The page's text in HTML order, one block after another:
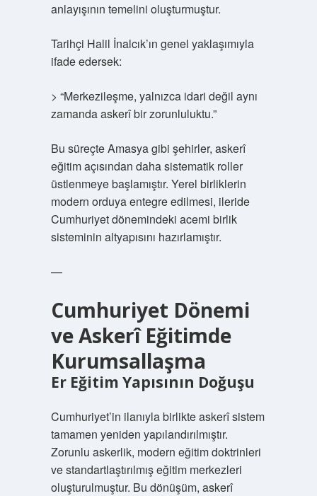
anlayışının temelini oluşturmuştur.
Tarihçi Halil İnalcık’ın genel yaklaşımıyla
ifade edersek:
> “Merkezileşme, yalnızca idari değil aynı
zamanda askerî bir zorunluluktu.”
Bu süreçte Amasya gibi şehirler, askerî
eğitim açısından daha sistematik roller
üstlenmeye başlamıştır. Yerel birliklerin
modern orduya entegre edilmesi, ileride
Cumhuriyet dönemindeki acemi birlik
sisteminin altyapısını hazırlamıştır.
—
Cumhuriyet Dönemi
ve Askerî Eğitimde
Kurumsallaşma
Er Eğitim Yapısının Doğuşu
Cumhuriyet’in ilanıyla birlikte askerî sistem
tamamen yeniden yapılandırılmıştır.
Zorunlu askerlik, modern eğitim doktrinleri
ve standartlaştırılmış eğitim merkezleri
oluşturulmuştur. Bu dönüşüm, askerî